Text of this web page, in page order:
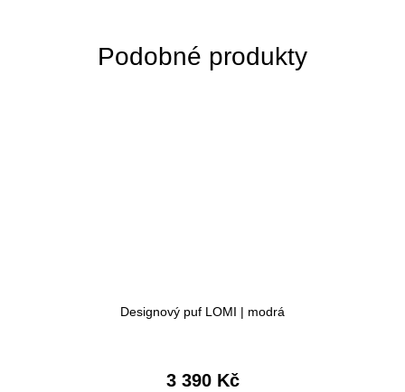
Designový puf LOMI | modrá
3 390 Kč